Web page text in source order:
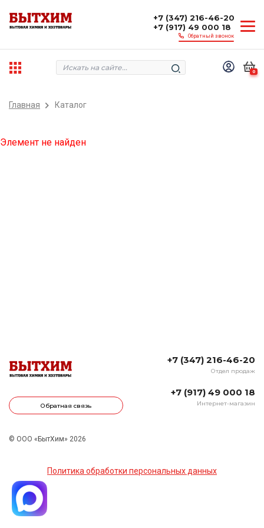
+7 (347) 216-46-20
+7 (917) 49 000 18
Обратный звонок
0
Главная Каталог
Элемент не найден
Обратная связь
+7 (347) 216-46-20
Отдел продаж
+7 (917) 49 000 18
Интернет-магазин
© ООО «БытХим» 2026
Политика обработки персональных данных